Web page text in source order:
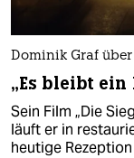
Dominik Graf
„Es bleibt ein
Sein Film „Die
läuft er in
heutige